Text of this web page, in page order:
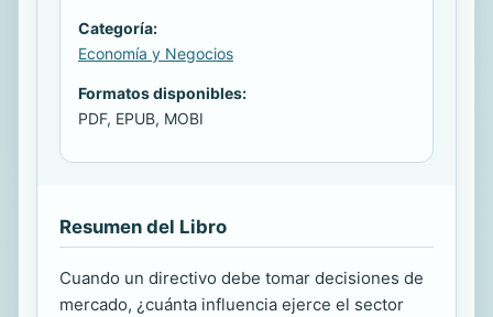
Categoría:
Economía y Negocios
Formatos disponibles:
PDF, EPUB, MOBI
Resumen del Libro
Cuando un directivo debe tomar decisiones de
mercado, ¿cuánta influencia ejerce el sector